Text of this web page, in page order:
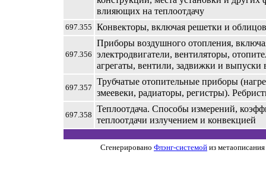
влияющих на теплоотдачу
697.355 Конвекторы, включая решетки и
697.356
Приборы воздушного отопления,
электродвигатели, вентиляторы,
агрегаты, вентили, задвижки и выпуски
697.357
Трубчатые отопительные приборы
змеевеки, радиаторы, регистры).
697.358
Теплоотдача. Способы измерений,
теплоотдачи излучением и конвекцией
Сгенерировано Флэнг-системой из